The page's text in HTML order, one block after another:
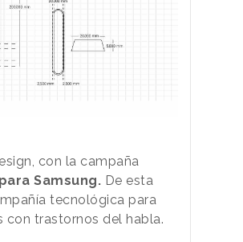
con la campaña
Samsung. De esta
tecnológica para
con trastornos del habla.